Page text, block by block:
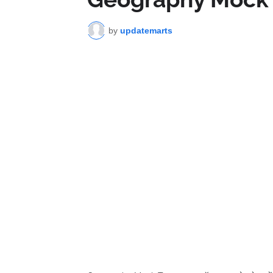
by updatemarts